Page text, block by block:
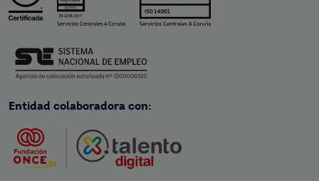
Entidad colaboradora con: